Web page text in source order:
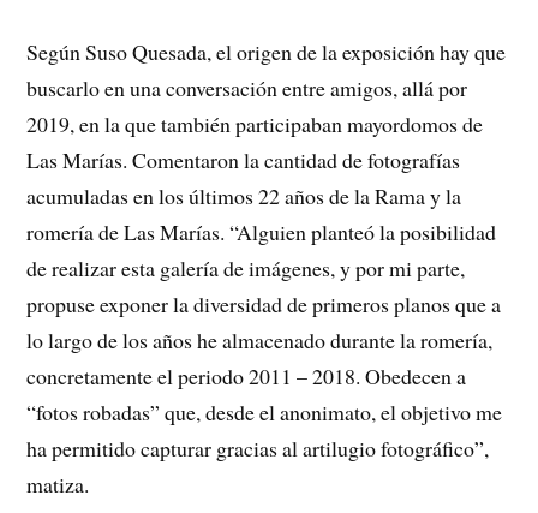
Según Suso Quesada, el origen de la exposición hay que
buscarlo en una conversación entre amigos, allá por
2019, en la que también participaban mayordomos de
Las Marías. Comentaron la cantidad de fotografías
acumuladas en los últimos 22 años de la Rama y la
romería de Las Marías. “Alguien planteó la posibilidad
de realizar esta galería de imágenes, y por mi parte,
propuse exponer la diversidad de primeros planos que a
lo largo de los años he almacenado durante la romería,
concretamente el periodo 2011 – 2018. Obedecen a
“fotos robadas” que, desde el anonimato, el objetivo me
ha permitido capturar gracias al artilugio fotográfico”,
matiza.